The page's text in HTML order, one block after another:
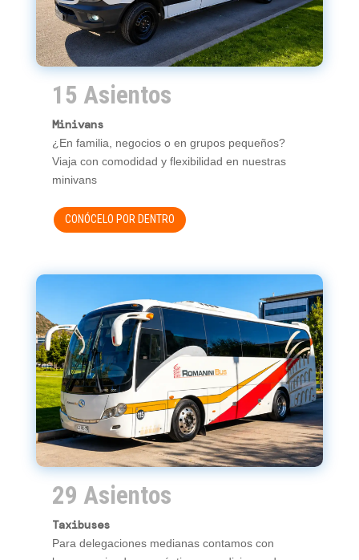
15 Asientos
Minivans
¿En familia, negocios o en grupos pequeños?
Viaja con comodidad y flexibilidad en nuestras
minivans
CONÓCELO POR DENTRO
29 Asientos
Taxibuses
Para delegaciones medianas contamos con